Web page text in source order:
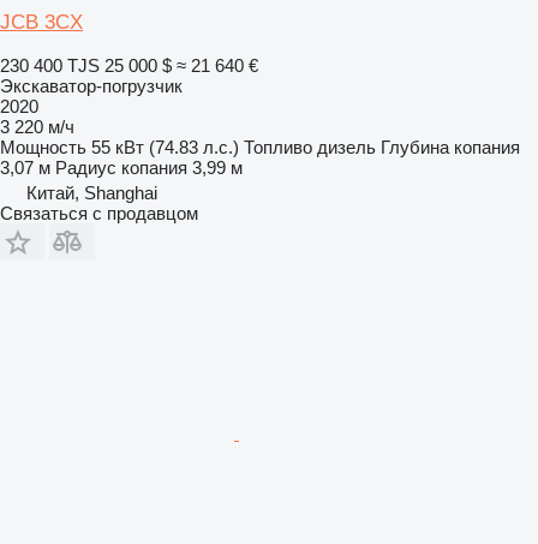
JCB 3CX
230 400 TJS 25 000 $ ≈ 21 640 €
Экскаватор-погрузчик
2020
3 220 м/ч
Мощность 55 кВт (74.83 л.с.) Топливо дизель Глубина копания
3,07 м Радиус копания 3,99 м
Китай, Shanghai
Связаться с продавцом